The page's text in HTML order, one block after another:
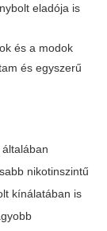
eladója is
és a modok
és egyszerű
nikotinszintű
kínálatában is